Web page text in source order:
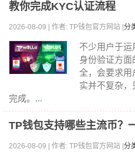
教你完成KYC认证流程
2026-08-09 | 作者: TP钱包官方网站 | 分
不少用户于运
身份验证方
全，会要求用
实并不复杂
完成。...
TP钱包支持哪些主流币？
2026-08-09 | 作者: TP钱包官方网站 | 分